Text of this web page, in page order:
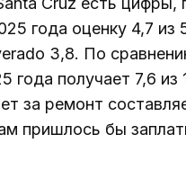
года оценку 4,7
3,8. По
получает 7,6 из
за ремонт
пришлось бы